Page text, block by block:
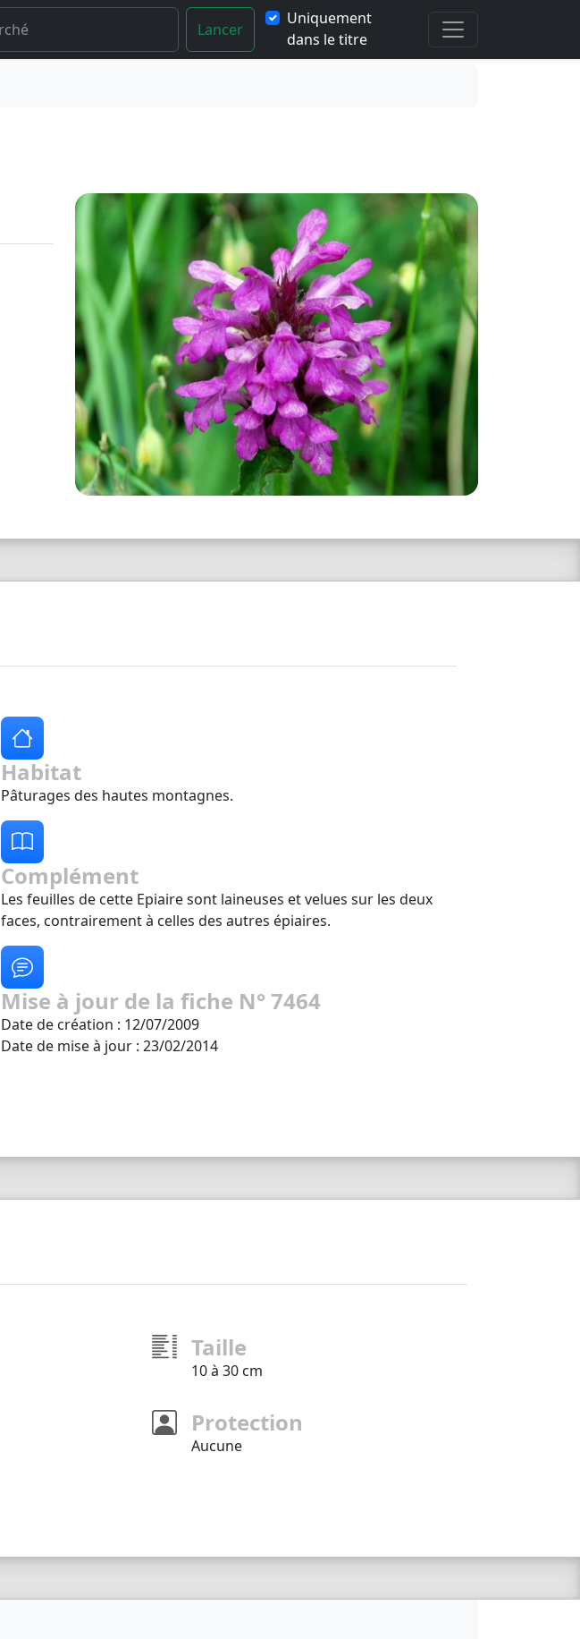
Lancer
Uniquement
dans le titre
Habitat
Pâturages des hautes montagnes.
Complément
Les feuilles de cette Epiaire sont laineuses et velues sur les deux
faces, contrairement à celles des autres épiaires.
Mise à jour de la fiche N° 7464
Date de création : 12/07/2009
Date de mise à jour : 23/02/2014
Taille
10 à 30 cm
Protection
Aucune